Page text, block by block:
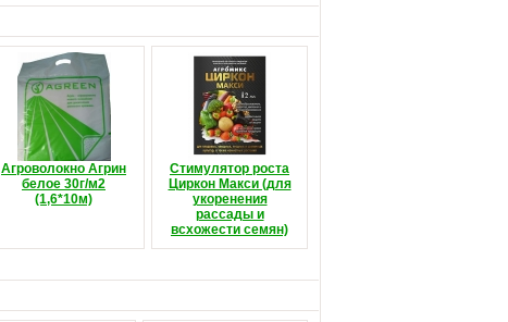
Агроволокно Агрин
белое 30г/м2
(1,6*10м)
Стимулятор роста
Циркон Макси (для
укоренения
рассады и
всхожести семян)